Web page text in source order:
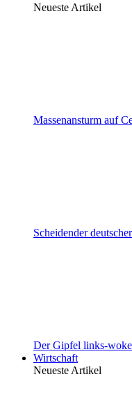
Neueste Artikel
Massenansturm auf
Scheidender
Der Gipfel links-
Wirtschaft
Neueste Artikel